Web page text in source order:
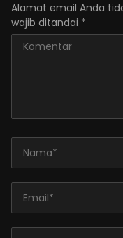
Alamat email Anda
wajib ditandai *